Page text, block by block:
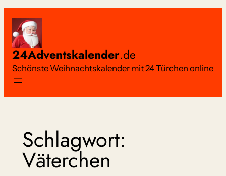
Inhalt
springen
24Adventskalender.de
Schönste Weihnachtskalender mit 24 Türchen online
Schlagwort:
Väterchen